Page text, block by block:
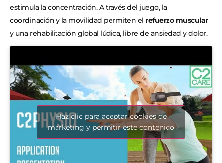
estimula la concentración. A través del juego, la
coordinación y la movilidad permiten el refuerzo muscular
y una rehabilitación global lúdica, libre de ansiedad y dolor.
Haz clic para aceptar cookies de
marketing y permitir este contenido